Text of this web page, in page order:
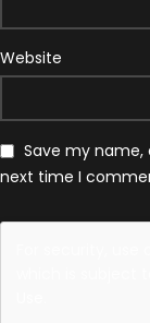
Website
Save my name,
next time I